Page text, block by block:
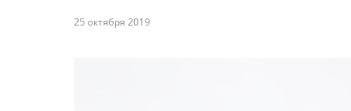
25 октября 2019